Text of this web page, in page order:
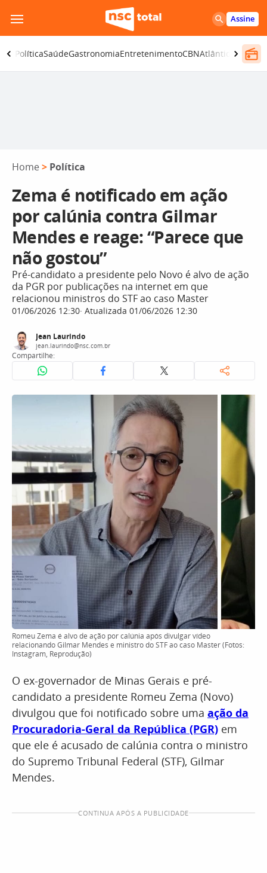
para
o
conteúdo
Assine
PolíticaSaúdeGastronomiaEntretenimentoCBNAtlântida SC
Home > Política
Zema é notificado em ação
por calúnia contra Gilmar
Mendes e reage: “Parece que
não gostou”
Pré-candidato a presidente pelo Novo é alvo de ação
da PGR por publicações na internet em que
relacionou ministros do STF ao caso Master
01/06/2026 12:30 Atualizada 01/06/2026 12:30
Jean Laurindo
jean.laurindo@nsc.com.br
Compartilhe:
Romeu Zema é alvo de ação por calúnia após divulgar vídeo
relacionando Gilmar Mendes e ministro do STF ao caso Master (Fotos:
Instagram, Reprodução)
O ex-governador de Minas Gerais e pré-
candidato a presidente Romeu Zema (Novo)
divulgou que foi notificado sobre uma ação da
Procuradoria-Geral da República (PGR) em
que ele é acusado de calúnia contra o ministro
do Supremo Tribunal Federal (STF), Gilmar
Mendes.
CONTINUA APÓS A PUBLICIDADE